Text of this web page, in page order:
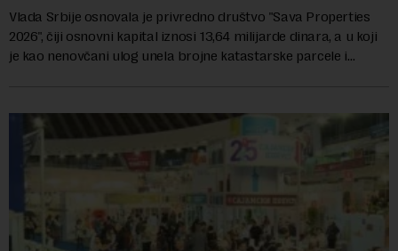
Vlada Srbije osnovala je privredno društvo "Sava Properties
2026", čiji osnovni kapital iznosi 13,64 milijarde dinara, a u koji
je kao nenovčani ulog unela brojne katastarske parcele i